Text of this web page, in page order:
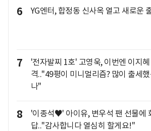
6 YG엔터, 합정동 신사옥 열고 새로운
7
'전자발찌 1호' 고영욱, 이번엔 이지혜
격.."49평이 미니멀리즘? 많이 출세
나"
8
'이종석♥' 아이유, 변우석 팬 선물에
답.."감사합니다 열심히 할게요!"